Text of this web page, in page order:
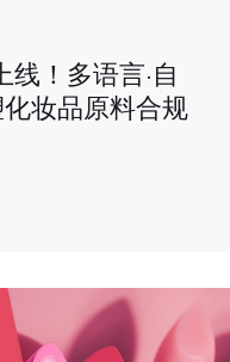
！多语言·自
化妆品原料合规